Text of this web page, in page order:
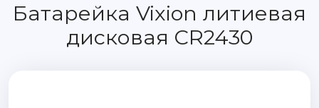
Батарейка Vixion литиевая
дисковая CR2430